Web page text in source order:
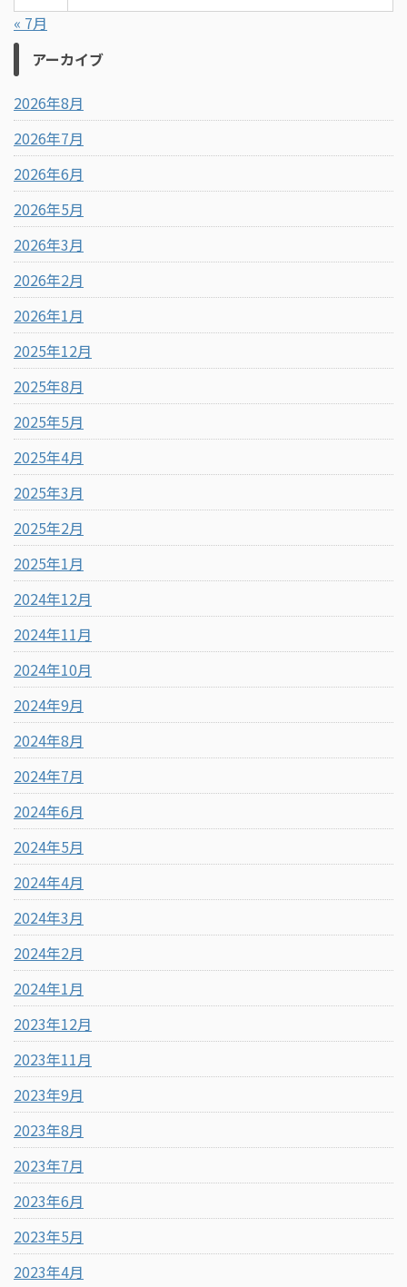
« 7月
アーカイブ
2026年8月
2026年7月
2026年6月
2026年5月
2026年3月
2026年2月
2026年1月
2025年12月
2025年8月
2025年5月
2025年4月
2025年3月
2025年2月
2025年1月
2024年12月
2024年11月
2024年10月
2024年9月
2024年8月
2024年7月
2024年6月
2024年5月
2024年4月
2024年3月
2024年2月
2024年1月
2023年12月
2023年11月
2023年9月
2023年8月
2023年7月
2023年6月
2023年5月
2023年4月